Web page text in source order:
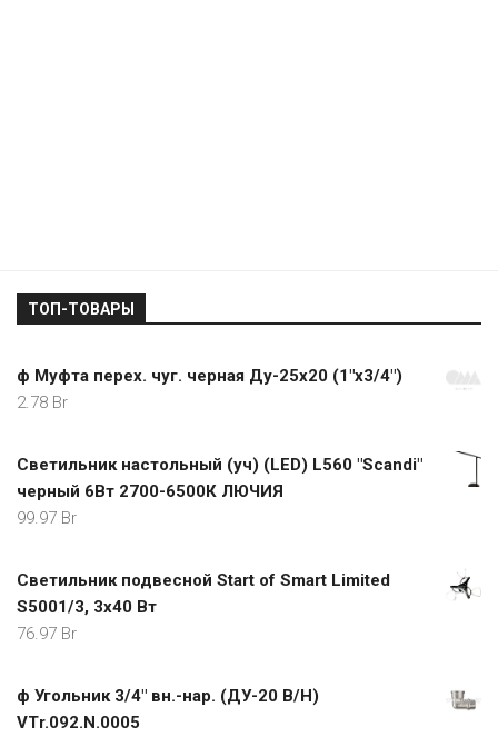
ТОП-ТОВАРЫ
ф Муфта перех. чуг. черная Ду-25х20 (1"x3/4")
2.78 Br
Светильник настольный (уч) (LED) L560 "Scandi"
черный 6Вт 2700-6500К ЛЮЧИЯ
99.97 Br
Светильник подвесной Start of Smart Limited
S5001/3, 3х40 Вт
76.97 Br
ф Угольник 3/4" вн.-нар. (ДУ-20 В/Н)
VTr.092.N.0005